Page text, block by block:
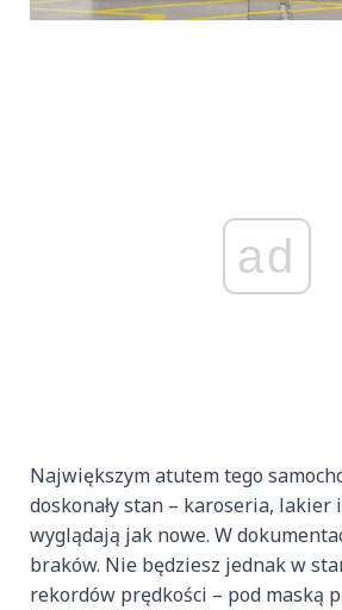
ad
Największym atutem tego
doskonały stan – karoseria, lakier
wyglądają jak nowe. W
braków. Nie będziesz jednak w
rekordów prędkości – pod maską